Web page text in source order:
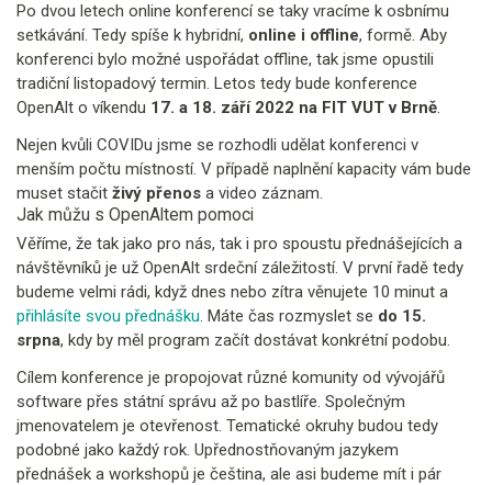
Po dvou letech online konferencí se taky vracíme k osbnímu
setkávání. Tedy spíše k hybridní, online i offline, formě. Aby
konferenci bylo možné uspořádat offline, tak jsme opustili
tradiční listopadový termin. Letos tedy bude konference
OpenAlt o víkendu 17. a 18. září 2022 na FIT VUT v Brně.
Nejen kvůli COVIDu jsme se rozhodli udělat konferenci v
menším počtu místností. V případě naplnění kapacity vám bude
muset stačit živý přenos a video záznam.
Jak můžu s OpenAltem pomoci
Věříme, že tak jako pro nás, tak i pro spoustu přednášejících a
návštěvníků je už OpenAlt srdeční záležitostí. V první řadě tedy
budeme velmi rádi, když dnes nebo zítra věnujete 10 minut a
přihlásíte svou přednášku. Máte čas rozmyslet se do 15.
srpna, kdy by měl program začít dostávat konkrétní podobu.
Cílem konference je propojovat různé komunity od vývojářů
software přes státní správu až po bastlíře. Společným
jmenovatelem je otevřenost. Tematické okruhy budou tedy
podobné jako každý rok. Upřednostňovaným jazykem
přednášek a workshopů je čeština, ale asi budeme mít i pár